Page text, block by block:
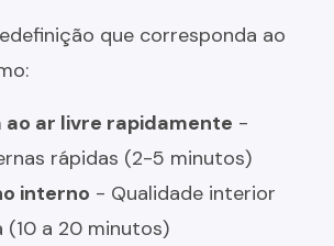
que corresponda ao
ao ar livre rapidamente -
rápidas (2-5 minutos)
interno - Qualidade interior
(10 a 20 minutos)